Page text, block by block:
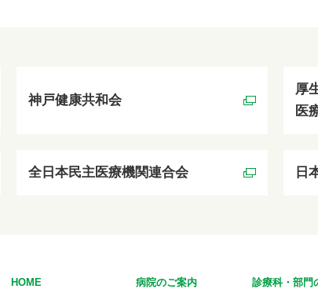
神戸健康共和会
厚
医
全日本民主医療機関連合会 日
HOME 病院のご案内 診療科・部門